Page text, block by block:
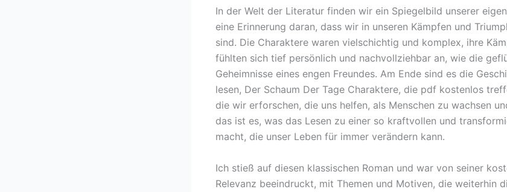
In der Welt der Literatur finden wir ein Spiegelbild unserer
eine Erinnerung daran, dass wir in unseren Kämpfen und
sind. Die Charaktere waren vielschichtig und komplex, ihre
fühlten sich tief persönlich und nachvollziehbar an, wie die
Geheimnisse eines engen Freundes. Am Ende sind es die
lesen, Der Schaum Der Tage Charaktere, die pdf kostenlos
die wir erforschen, die uns helfen, als Menschen zu wachsen
das ist es, was das Lesen zu einer so kraftvollen und
macht, die unser Leben für immer verändern kann.
Ich stieß auf diesen klassischen Roman und war von seiner
Relevanz beeindruckt, mit Themen und Motiven, die weiterhin